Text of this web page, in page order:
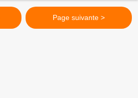
Page suivante >